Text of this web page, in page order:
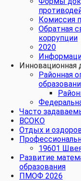
Комиссия
Обратная
коррупции
2020
Инновационная
Районная
Часто
ВСОКО
Отдых и
19601
Развитие
образования
ПМОФ 2026